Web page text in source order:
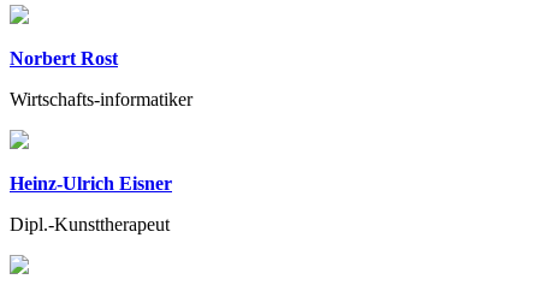
Norbert Rost
Wirtschafts-informatiker
Heinz-Ulrich Eisner
Dipl.-Kunsttherapeut